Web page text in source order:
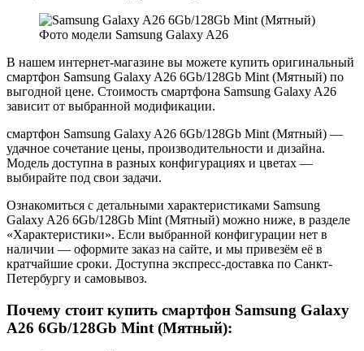
Фото модели Samsung Galaxy A26
В нашем интернет-магазине вы можете купить оригинальный
смартфон Samsung Galaxy A26 6Gb/128Gb Mint (Мятный) по
выгодной цене. Стоимость смартфона Samsung Galaxy A26
зависит от выбранной модификации.
смартфон Samsung Galaxy A26 6Gb/128Gb Mint (Мятный) —
удачное сочетание цены, производительности и дизайна.
Модель доступна в разных конфигурациях и цветах —
выбирайте под свои задачи.
Ознакомиться с детальными характеристиками Samsung
Galaxy A26 6Gb/128Gb Mint (Мятный) можно ниже, в разделе
«Характеристики». Если выбранной конфигурации нет в
наличии — оформите заказ на сайте, и мы привезём её в
кратчайшие сроки. Доступна экспресс-доставка по Санкт-
Петербургу и самовывоз.
Почему стоит купить смартфон Samsung Galaxy
A26 6Gb/128Gb Mint (Мятный):